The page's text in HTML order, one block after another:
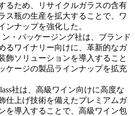
るため、リサイクルガラスの含有
ス瓶の生産を拡大することで、ワ
ンナップを強化した。
ン・パッケージング社は、ブランド
るワイナリー向けに、革新的なガ
飾ソリューションを導入すること
ケージの製品ラインナップを拡充
社は、高級ワイン向けに高度な
仕上げ技術を備えたプレミアムガ
を導入することで、高級ワイン包